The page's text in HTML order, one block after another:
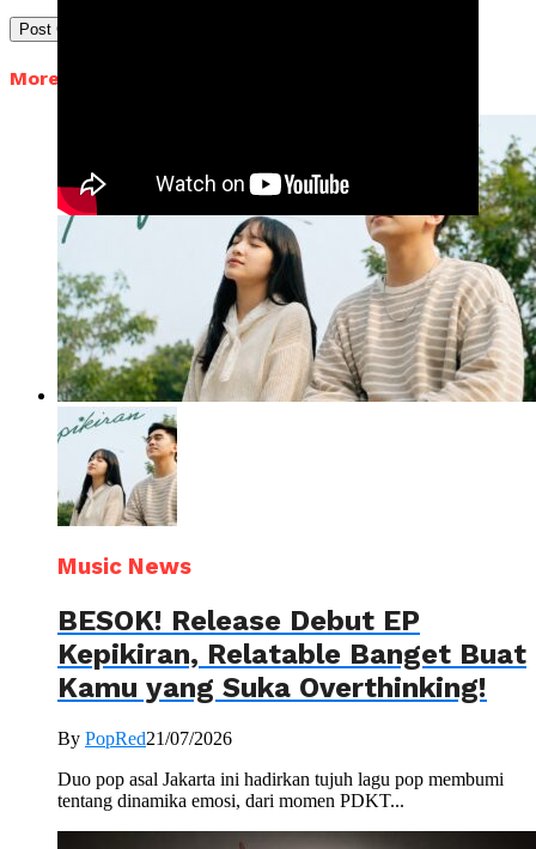
More in Music News
Music News
BESOK! Release Debut EP
Kepikiran, Relatable Banget Buat
Kamu yang Suka Overthinking!
By PopRed21/07/2026
Duo pop asal Jakarta ini hadirkan tujuh lagu pop membumi
tentang dinamika emosi, dari momen PDKT...